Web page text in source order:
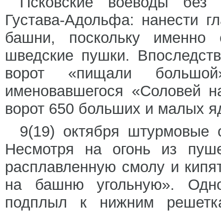
Густава-Адольфа: нанести
башни, поскольку именно
шведские пушки.
ворот «пищали
именовавшегося «Соловей
ворот 650 больших и малых
9(19) октября
Несмотря на огонь из
расплавленную смолу и
на башню угольную».
подплыл к нижним